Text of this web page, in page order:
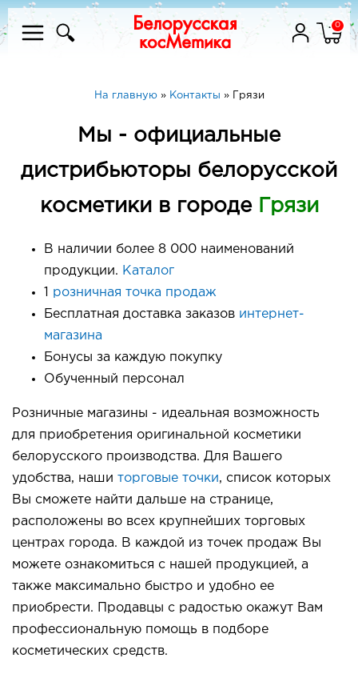
0
На главную» Контакты » Грязи
Мы - официальные
дистрибьюторы белорусской
косметики в городе
Грязи
В наличии более 8 000 наименований
продукции. Каталог
розничная точка продаж
Бесплатная доставка заказов интернет-
магазина
Бонусы за каждую покупку
Обученный персонал
Розничные магазины - идеальная возможность
для приобретения оригинальной косметики
белорусского производства. Для Вашего
удобства, наши торговые точки, список которых
Вы сможете найти дальше на странице,
расположены во всех крупнейших торговых
центрах города. В каждой из точек продаж Вы
можете ознакомиться с нашей продукцией, а
также максимально быстро и удобно ее
приобрести. Продавцы с радостью окажут Вам
профессиональную помощь в подборе
косметических средств.